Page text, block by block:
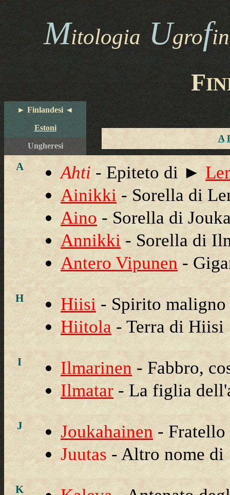
MitologiaUgrof
F
► Finlandesi ◄
Estoni
Ungheresi
A
A Ahti - Epiteto di ►
Ainikki- Sorella di
Aino - Sorella di
Annikki- Sorella di
Antero Vipunen-
H Hiisi - Spirito maligno
Hiitola - Terra di Hiisi
I Ilmarinen- Fabbro,
Ilmatar - La figlia
J Joukahainen- Fratello
Juutas- Altro nome
K